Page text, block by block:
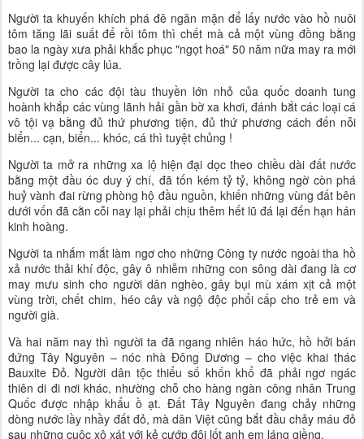
Người ta khuyến khích phá đê ngăn mặn để lấy nước vào hồ nuôi
tôm tăng lãi suất để rồi tôm thì chết mà cả một vùng đồng bằng
bao la ngày xưa phải khắc phục "ngọt hoá" 50 năm nữa may ra mới
trồng lại được cây lúa.
Người ta cho các đội tàu thuyền lớn nhỏ của quốc doanh tung
hoành khắp các vùng lãnh hải gần bờ xa khơi, đánh bắt các loại cá
vô tội vạ bằng đủ thứ phương tiện, đủ thứ phương cách đến nỗi
biển... cạn, biển... khóc, cá thì tuyệt chủng !
Người ta mở ra những xa lộ hiện đại dọc theo chiều dài đất nước
bằng một đầu óc duy ý chí, đã tốn kém tỷ tỷ, không ngờ còn phá
huỷ vành đai rừng phòng hộ đầu nguồn, khiến những vùng đất bên
dưới vốn đã cằn cỗi nay lại phải chịu thêm hết lũ đá lại đến hạn hán
kinh hoàng.
Người ta nhắm mắt làm ngơ cho những Công ty nước ngoài tha hồ
xả nước thải khí độc, gây ô nhiễm những con sông dài đang là cơ
may mưu sinh cho người dân nghèo, gây bụi mù xám xịt cả một
vùng trời, chết chim, héo cây và ngộ độc phổi cấp cho trẻ em và
người già.
Và hai năm nay thì người ta đã ngang nhiên háo hức, hồ hởi bán
đứng Tây Nguyên – nóc nhà Đông Dương – cho việc khai thác
Bauxite Đỏ. Người dân tộc thiểu số khốn khổ đã phải ngơ ngác
thiên di đi nơi khác, nhường chỗ cho hàng ngàn công nhân Trung
Quốc được nhập khẩu ồ ạt. Đất Tây Nguyên đang chảy những
dòng nước lầy nhầy đất đỏ, mà dân Việt cũng bắt đầu chảy máu đỏ
sau những cuộc xô xát với kẻ cướp đội lốt anh em láng giềng.